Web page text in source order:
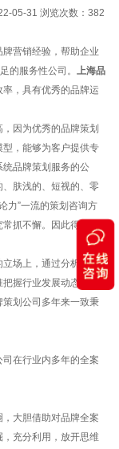
05-31 浏览次数： 382
营销经验，帮助企业
的服务性公司。 上海品
，具有优秀的品牌运
因为优秀的品牌策划
，能够为客户提供专
品牌策划服务的公
肤浅的、短视的、零
力”一流的策划咨询方
抓不懈。因此得到了
场上，通过分析当代
握行业发展动态，为
划公司多年来一致秉
在行业内多年的全案
大胆借助对品牌全案
充分利用，放开思维